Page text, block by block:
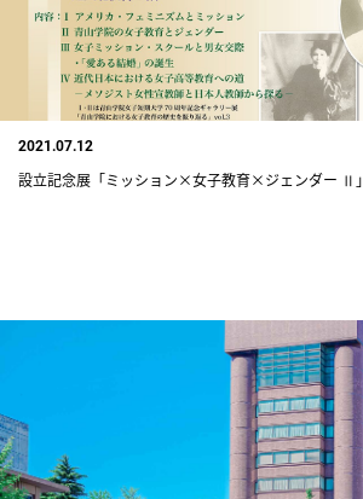
2021.07.12
設立記念展「ミッション×女子教育×ジェンダー Ⅱ」